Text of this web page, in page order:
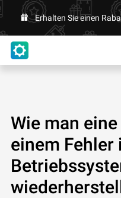
Erhalten Sie einen
Wie man
einem Fehler